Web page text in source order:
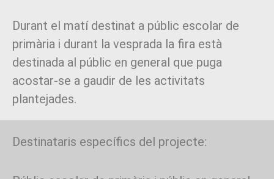
Durant el matí destinat a públic escolar de
primària i durant la vesprada la fira està
destinada al públic en general que puga
acostar-se a gaudir de les activitats
plantejades.
Destinataris específics del projecte: